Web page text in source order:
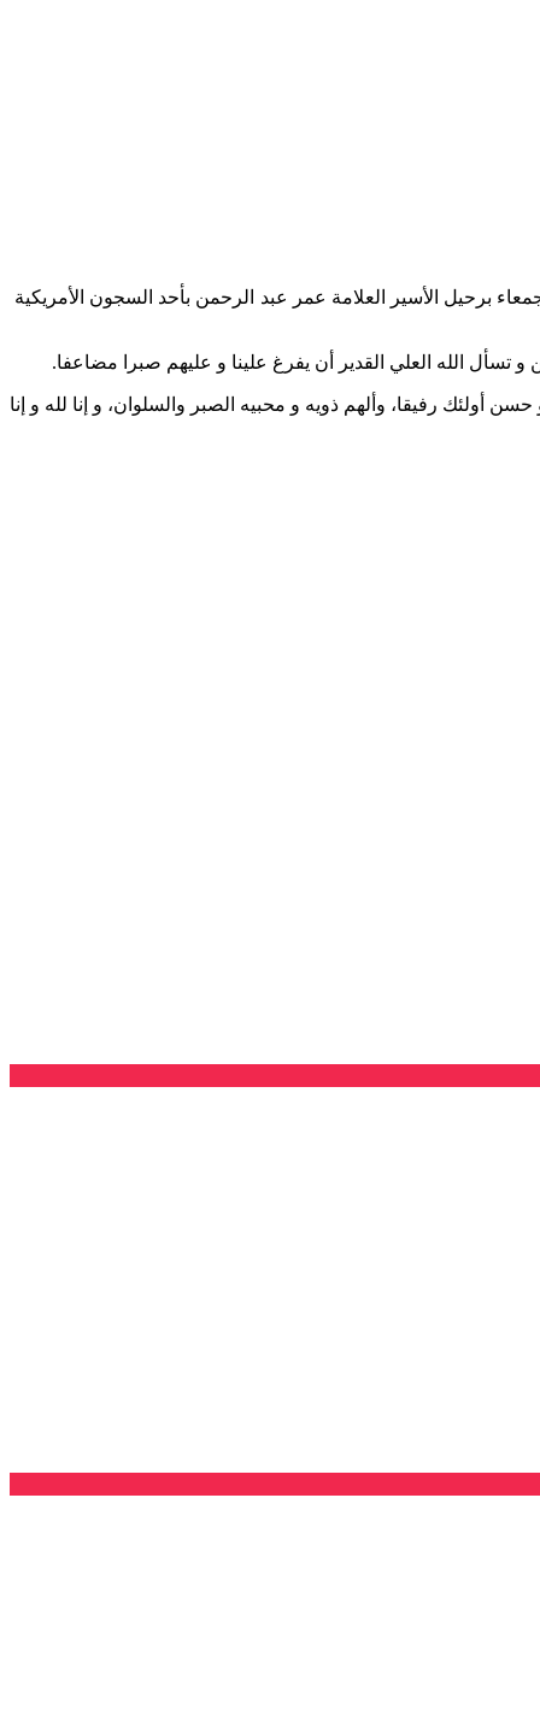
برحيل الأسير العلامة عمر عبد الرحمن بأحد السجون الأمريكية
و تسأل الله العلي القدير أن يفرغ علينا و عليهم صبرا مضاعفا.
أولئك رفيقا، وألهم ذويه و محبيه الصبر والسلوان، و إنا لله و إنا